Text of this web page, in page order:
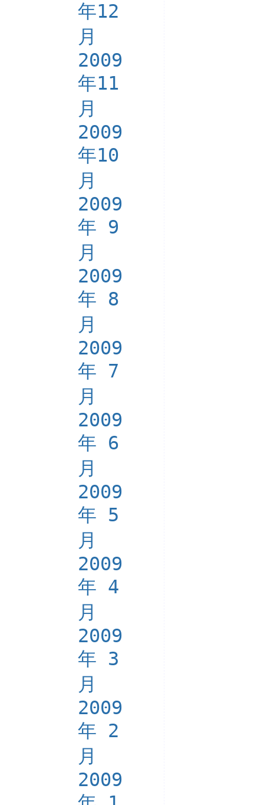
年12
月
2009
年11
月
2009
年10
月
2009
年 9
月
2009
年 8
月
2009
年 7
月
2009
年 6
月
2009
年 5
月
2009
年 4
月
2009
年 3
月
2009
年 2
月
2009